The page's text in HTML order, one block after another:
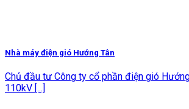
Nhà máy điện gió Hướng Tân
Chủ đầu tư Công ty cổ phần điện gió
110kV [...]